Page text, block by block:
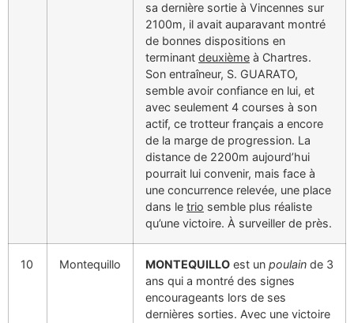
sa dernière sortie à Vincennes sur
2100m, il avait auparavant montré
de bonnes dispositions en
terminant deuxième à Chartres.
Son entraîneur, S. GUARATO,
semble avoir confiance en lui, et
avec seulement 4 courses à son
actif, ce trotteur français a encore
de la marge de progression. La
distance de 2200m aujourd’hui
pourrait lui convenir, mais face à
une concurrence relevée, une place
dans le trio semble plus réaliste
qu’une victoire. À surveiller de près.
10 Montequillo MONTEQUILLO est un poulain de 3
ans qui a montré des signes
encourageants lors de ses
dernières sorties. Avec une victoire